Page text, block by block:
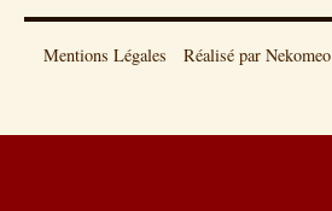
Mentions Légales Réalisé par Nekomeo